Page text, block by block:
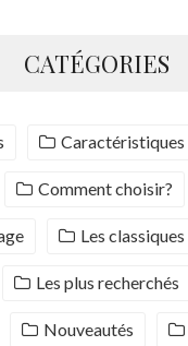
CATÉGORIES
Caractéristiques
Comment choisir?
Les classiques
Les plus recherchés
Nouveautés